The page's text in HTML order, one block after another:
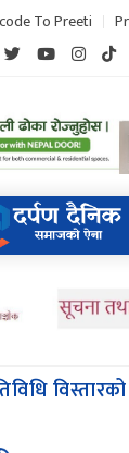
To Preeti